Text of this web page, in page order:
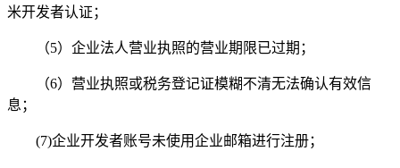
米开发者认证；
（5）企业法人营业执照的营业期限已过期；
（6）营业执照或税务登记证模糊不清无法确认有效信
息；
(7)企业开发者账号未使用企业邮箱进行注册；